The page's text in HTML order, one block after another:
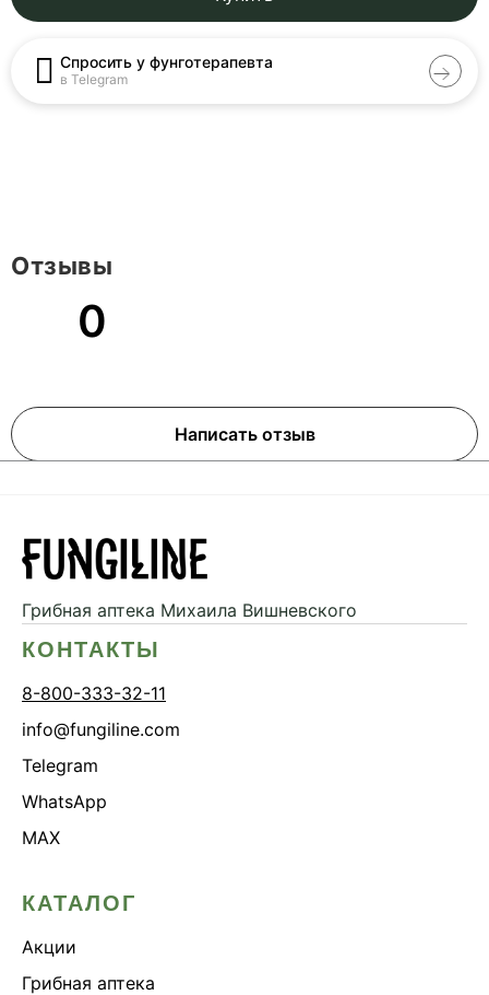
Спросить у фунготерапевта
в Telegram
0
Написать отзыв
Отзывы
Грибная аптека Михаила Вишневского
КОНТАКТЫ
8-800-333-32-11
info@fungiline.com
Telegram
WhatsApp
MAX
КАТАЛОГ
Акции
Грибная аптека